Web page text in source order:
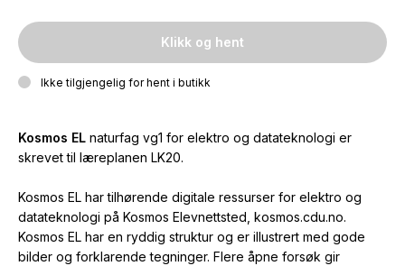
Klikk og hent
Ikke tilgjengelig for hent i butikk
Kosmos EL naturfag vg1 for elektro og datateknologi er
skrevet til læreplanen LK20.
Kosmos EL har tilhørende digitale ressurser for elektro og
datateknologi på Kosmos Elevnettsted, kosmos.cdu.no.
Kosmos EL har en ryddig struktur og er illustrert med gode
bilder og forklarende tegninger. Flere åpne forsøk gir